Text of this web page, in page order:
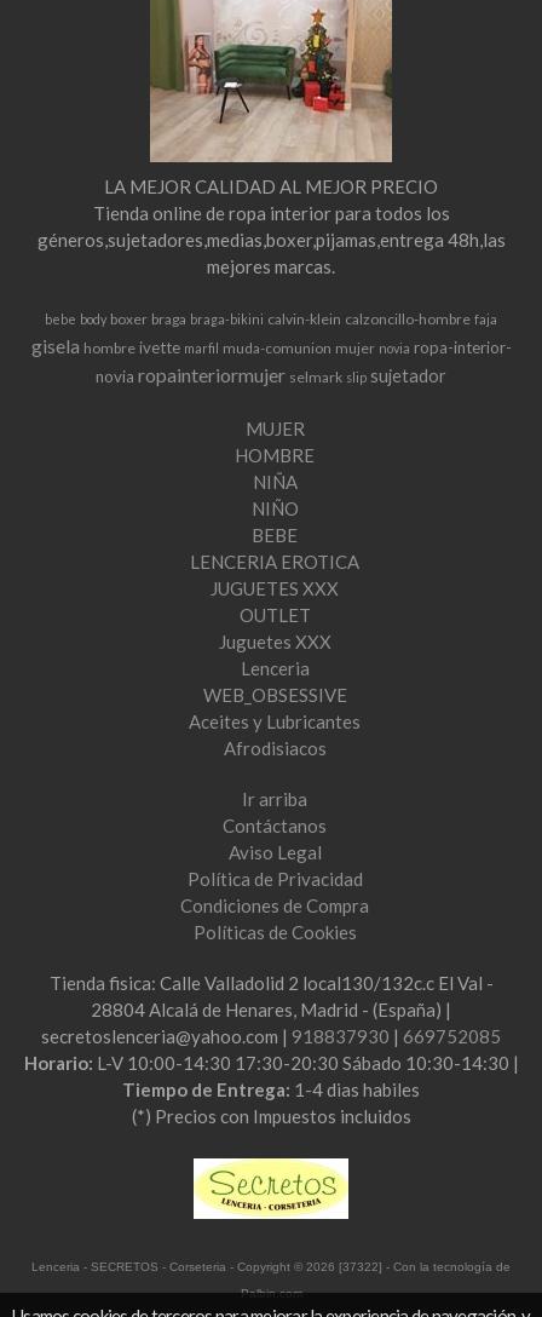
LA MEJOR CALIDAD AL MEJOR PRECIO
Tienda online de ropa interior para todos los
géneros,sujetadores,medias,boxer,pijamas,entrega 48h,las
mejores marcas.
bebe body boxer braga braga-bikini calvin-klein calzoncillo-hombre faja
gisela hombre ivette marfil muda-comunion mujer novia ropa-interior-
novia ropainteriormujer selmark slip sujetador
MUJER
HOMBRE
NIÑA
NIÑO
BEBE
LENCERIA EROTICA
JUGUETES XXX
OUTLET
Juguetes XXX
Lenceria
WEB_OBSESSIVE
Aceites y Lubricantes
Afrodisiacos
Ir arriba
Contáctanos
Aviso Legal
Política de Privacidad
Condiciones de Compra
Políticas de Cookies
Tienda fisica: Calle Valladolid 2 local130/132c.c El Val -
28804 Alcalá de Henares, Madrid - (España) |
secretoslenceria@yahoo.com | 918837930 | 669752085
Horario: L-V 10:00-14:30 17:30-20:30 Sábado 10:30-14:30 |
Tiempo de Entrega: 1-4 dias habiles
(*) Precios con Impuestos incluidos
Lenceria - SECRETOS - Corseteria - Copyright © 2026 [37322] - Con la tecnología de
Palbin.com